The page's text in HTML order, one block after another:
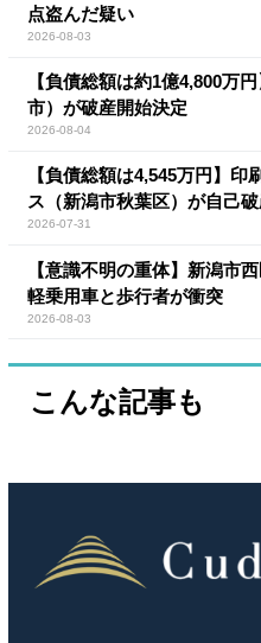
点盗んだ疑い
2026-08-03
【負債総額は約1億4,800万
市）が破産開始決定
2026-08-04
【負債総額は4,545万円】
ス（新潟市秋葉区）が自己
2026-07-31
【意識不明の重体】新潟市
軽乗用車と歩行者が衝突
2026-08-03
こんな記事も